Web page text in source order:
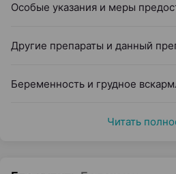
Особые указания и меры
Другие препараты и данный
Беременность и грудное
Читать